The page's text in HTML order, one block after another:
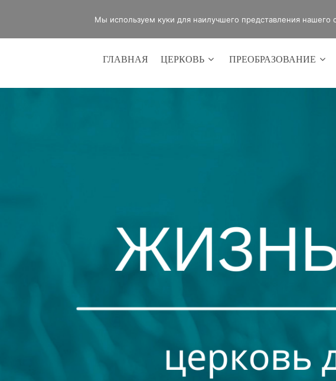
office@lifeinvictory.ru +7 950 189 4420
ГЛАВНАЯ ЦЕРКОВЬ ПРЕОБРАЗОВАНИЕ
Мы используем куки для наилучшего представления нашего